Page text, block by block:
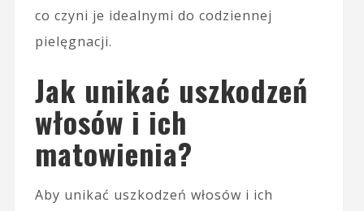
co czyni je idealnymi do codziennej
pielęgnacji.
Jak unikać uszkodzeń
włosów i ich
matowienia?
Aby unikać uszkodzeń włosów i ich